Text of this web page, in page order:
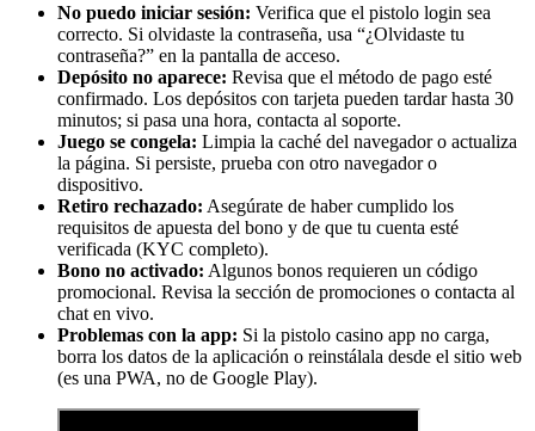
No puedo iniciar sesión: Verifica que el pistolo login sea
correcto. Si olvidaste la contraseña, usa “¿Olvidaste tu
contraseña?” en la pantalla de acceso.
Depósito no aparece: Revisa que el método de pago esté
confirmado. Los depósitos con tarjeta pueden tardar hasta 30
minutos; si pasa una hora, contacta al soporte.
Juego se congela: Limpia la caché del navegador o actualiza
la página. Si persiste, prueba con otro navegador o
dispositivo.
Retiro rechazado: Asegúrate de haber cumplido los
requisitos de apuesta del bono y de que tu cuenta esté
verificada (KYC completo).
Bono no activado: Algunos bonos requieren un código
promocional. Revisa la sección de promociones o contacta al
chat en vivo.
Problemas con la app: Si la pistolo casino app no carga,
borra los datos de la aplicación o reinstálala desde el sitio web
(es una PWA, no de Google Play).